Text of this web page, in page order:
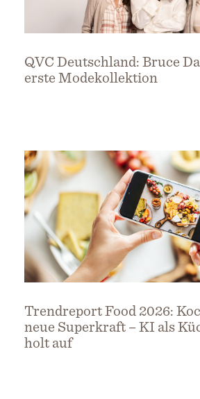
QVC Deutschland: Bruce
erste Modekollektion
Trendreport Food 2026:
neue Superkraft – KI als
holt auf